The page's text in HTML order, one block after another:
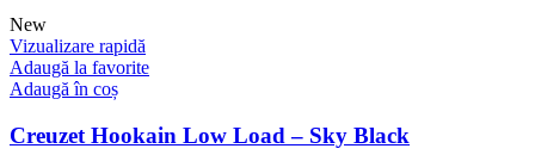
New
Vizualizare rapidă
Adaugă la favorite
Adaugă în coș
Creuzet Hookain Low Load – Sky Black